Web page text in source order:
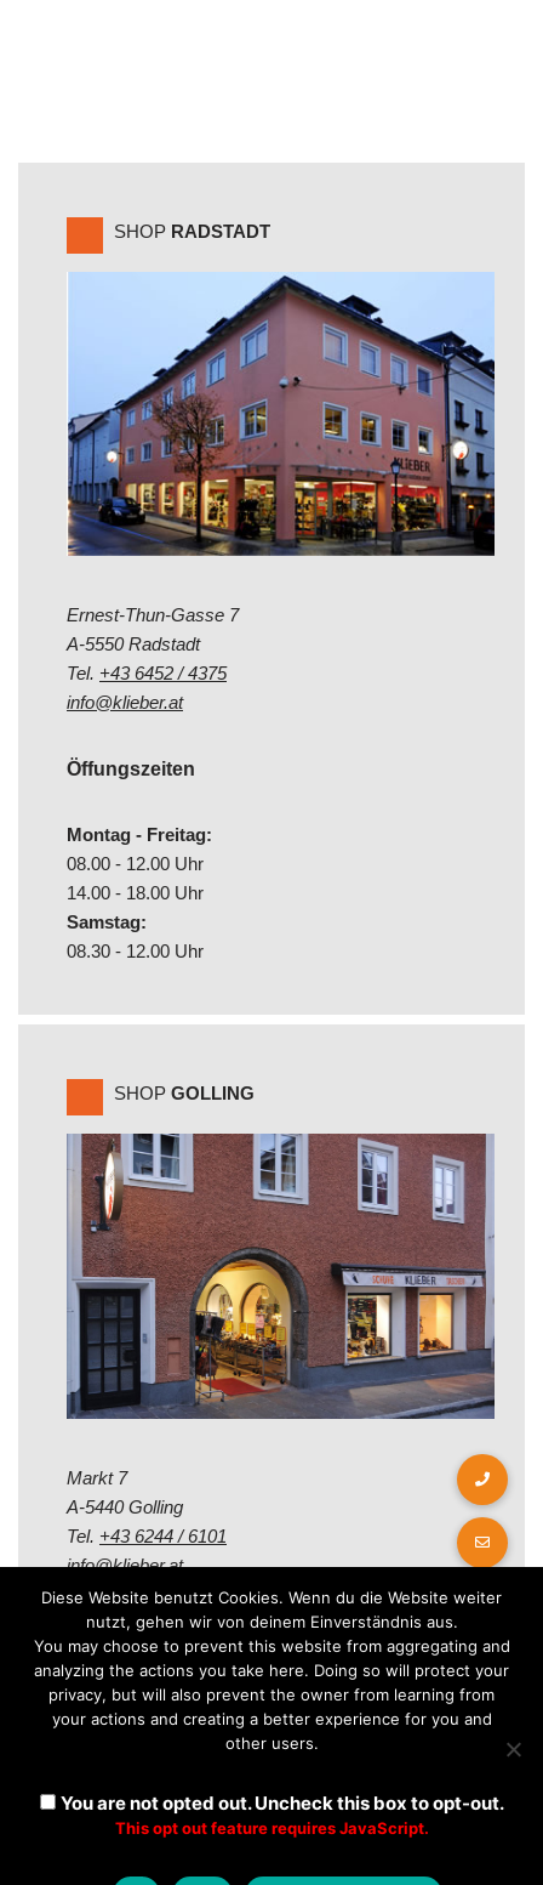
SHOP RADSTADT
Ernest-Thun-Gasse 7
A-5550 Radstadt
Tel. +43 6452 / 4375
info@klieber.at
Öffungszeiten
Montag - Freitag:
08.00 - 12.00 Uhr
14.00 - 18.00 Uhr
Samstag:
08.30 - 12.00 Uhr
SHOP GOLLING
Markt 7
A-5440 Golling
Tel. +43 6244 / 6101
info@klieber.at
Öffungszeiten
Montag - Freitag:
08.00 - 12.00 Uhr
08.30 - 12.30 Uhr
Diese Website benutzt Cookies. Wenn du die Website weiter
nutzt, gehen wir von deinem Einverständnis aus.
You may choose to prevent this website from aggregating and
analyzing the actions you take here. Doing so will protect your
privacy, but will also prevent the owner from learning from
your actions and creating a better experience for you and
other users.
You are not opted out. Uncheck this box to opt-out.
This opt out feature requires JavaScript.